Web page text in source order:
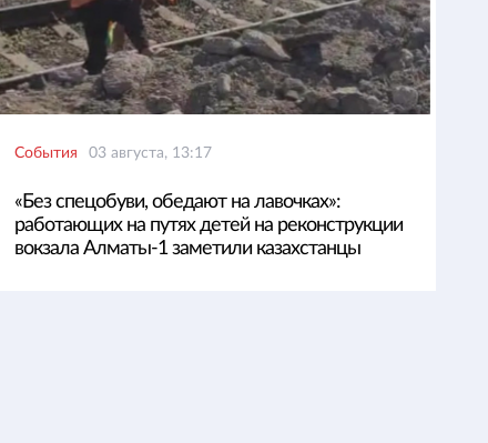
События 03 августа, 13:17
«Без спецобуви, обедают на лавочках»:
работающих на путях детей на реконструкции
вокзала Алматы-1 заметили казахстанцы